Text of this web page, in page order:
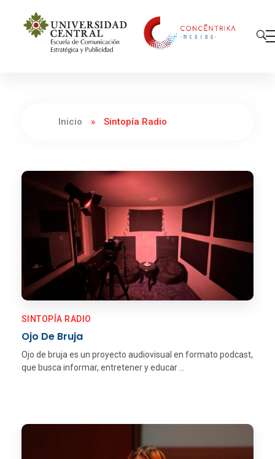
Inicio » Sintopía Radio
Ojo De Bruja
SINTOPÍA RADIO
Ojo de bruja es un proyecto audiovisual en formato podcast,
que busca informar, entretener y educar ...